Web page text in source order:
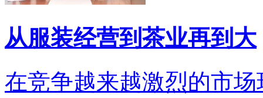
从服装经营到茶业再到大
在竞争越来越激烈的市